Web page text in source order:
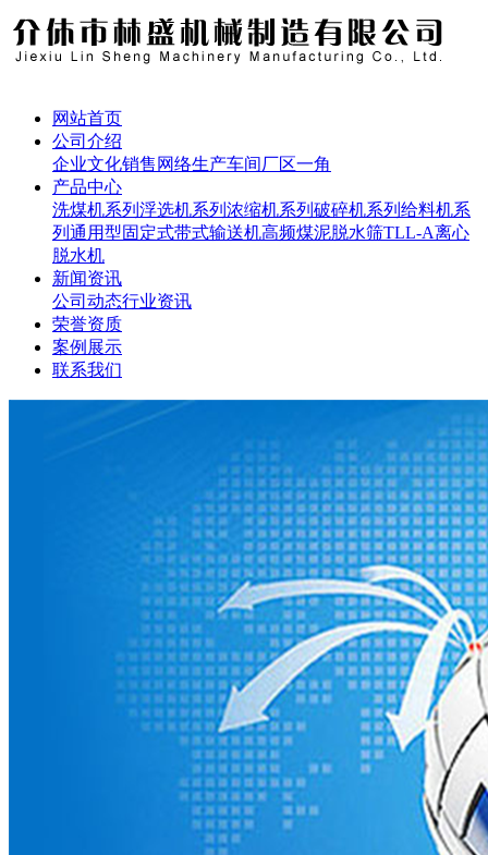
网站首页
公司介绍
企业文化销售网络生产车间厂区一角
产品中心
洗煤机系列 浮选机系列 浓缩机系列 破碎机系列 给料机系
列 通用型固定式带式输送机高频煤泥脱水筛TLL-A离心
脱水机
新闻资讯
公司动态行业资讯
荣誉资质
案例展示
联系我们